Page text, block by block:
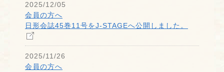
2025/12/05
会員の方へ
日形会誌45巻11号をJ-STAGEへ公開しました。
2025/11/26
会員の方へ